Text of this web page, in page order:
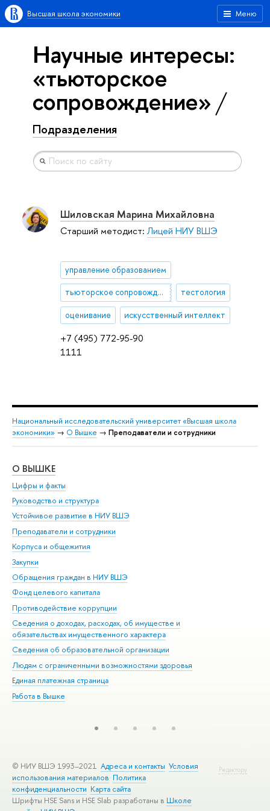
Меню
Высшая школа экономики
Научные интересы:
«тьюторское
сопровождение»
Подразделения
+7 (495) 772-95-90
1111
Шиловская Марина Михайловна
Старший методист: Лицей НИУ ВШЭ
управление образованием
тьюторское сопровождение тестология
оценивание искусственный интеллект
Национальный исследовательский университет «Высшая школа
экономики» → О Вышке → Преподаватели и сотрудники
О ВЫШКЕ
Цифры и факты
Руководство и структура
Устойчивое развитие в НИУ ВШЭ
Преподаватели и сотрудники
Корпуса и общежития
Закупки
Обращения граждан в НИУ ВШЭ
Фонд целевого капитала
Противодействие коррупции
Сведения о доходах, расходах, об имуществе и
обязательствах имущественного характера
Сведения об образовательной организации
Людям с ограниченными возможностями здоровья
Единая платежная страница
Работа в Вышке
Редактору
© НИУ ВШЭ 1993–2021 Адреса и контакты Условия
использования материалов Политика
конфиденциальности Карта сайта
Шрифты HSE Sans и HSE Slab разработаны в Школе